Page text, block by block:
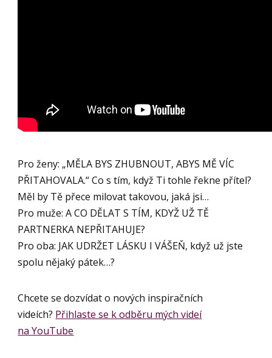
Pro ženy: „MĚLA BYS ZHUBNOUT, ABYS MĚ VÍC
PŘITAHOVALA.“ Co s tím, když Ti tohle řekne přítel?
Měl by Tě přece milovat takovou, jaká jsi…
Pro muže: A CO DĚLAT S TÍM, KDYŽ UŽ TĚ
PARTNERKA NEPŘITAHUJE?
Pro oba: JAK UDRŽET LÁSKU I VÁŠEŇ, když už jste
spolu nějaký pátek…?
Chcete se dozvídat o nových inspiračních
videích? Přihlaste se k odběru mých videí
na YouTube